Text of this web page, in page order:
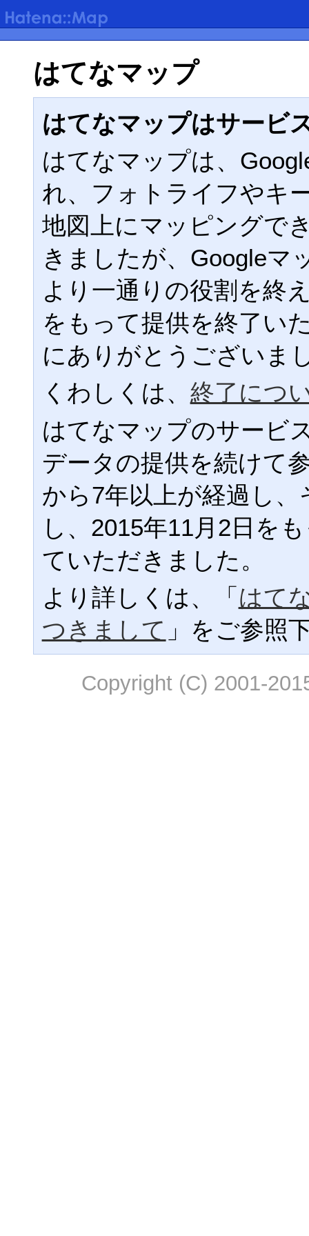
はてなマップ
はてなマップはサービ
はてなマップは、
れ、フォトライフやキ
地図上にマッピングで
きましたが、Googleマ
より一通りの役割を終
をもって提供を終了い
にありがとうございま
くわしくは、 終了につ
はてなマップのサービ
データの提供を続けて
から7年以上が経過し
し、2015年11月2日を
ていただきました。
より詳しくは、「 はて
つきまして 」をご参照
Copyright (C) 2001-